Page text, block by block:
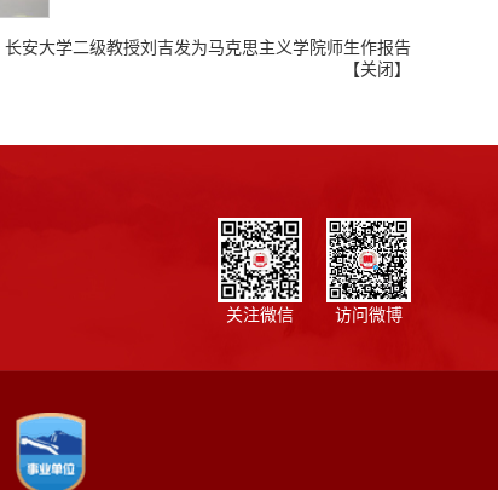
长安大学二级教授刘吉发为马克思主义学院师生作报告
【关闭】
访问微博
关注微信